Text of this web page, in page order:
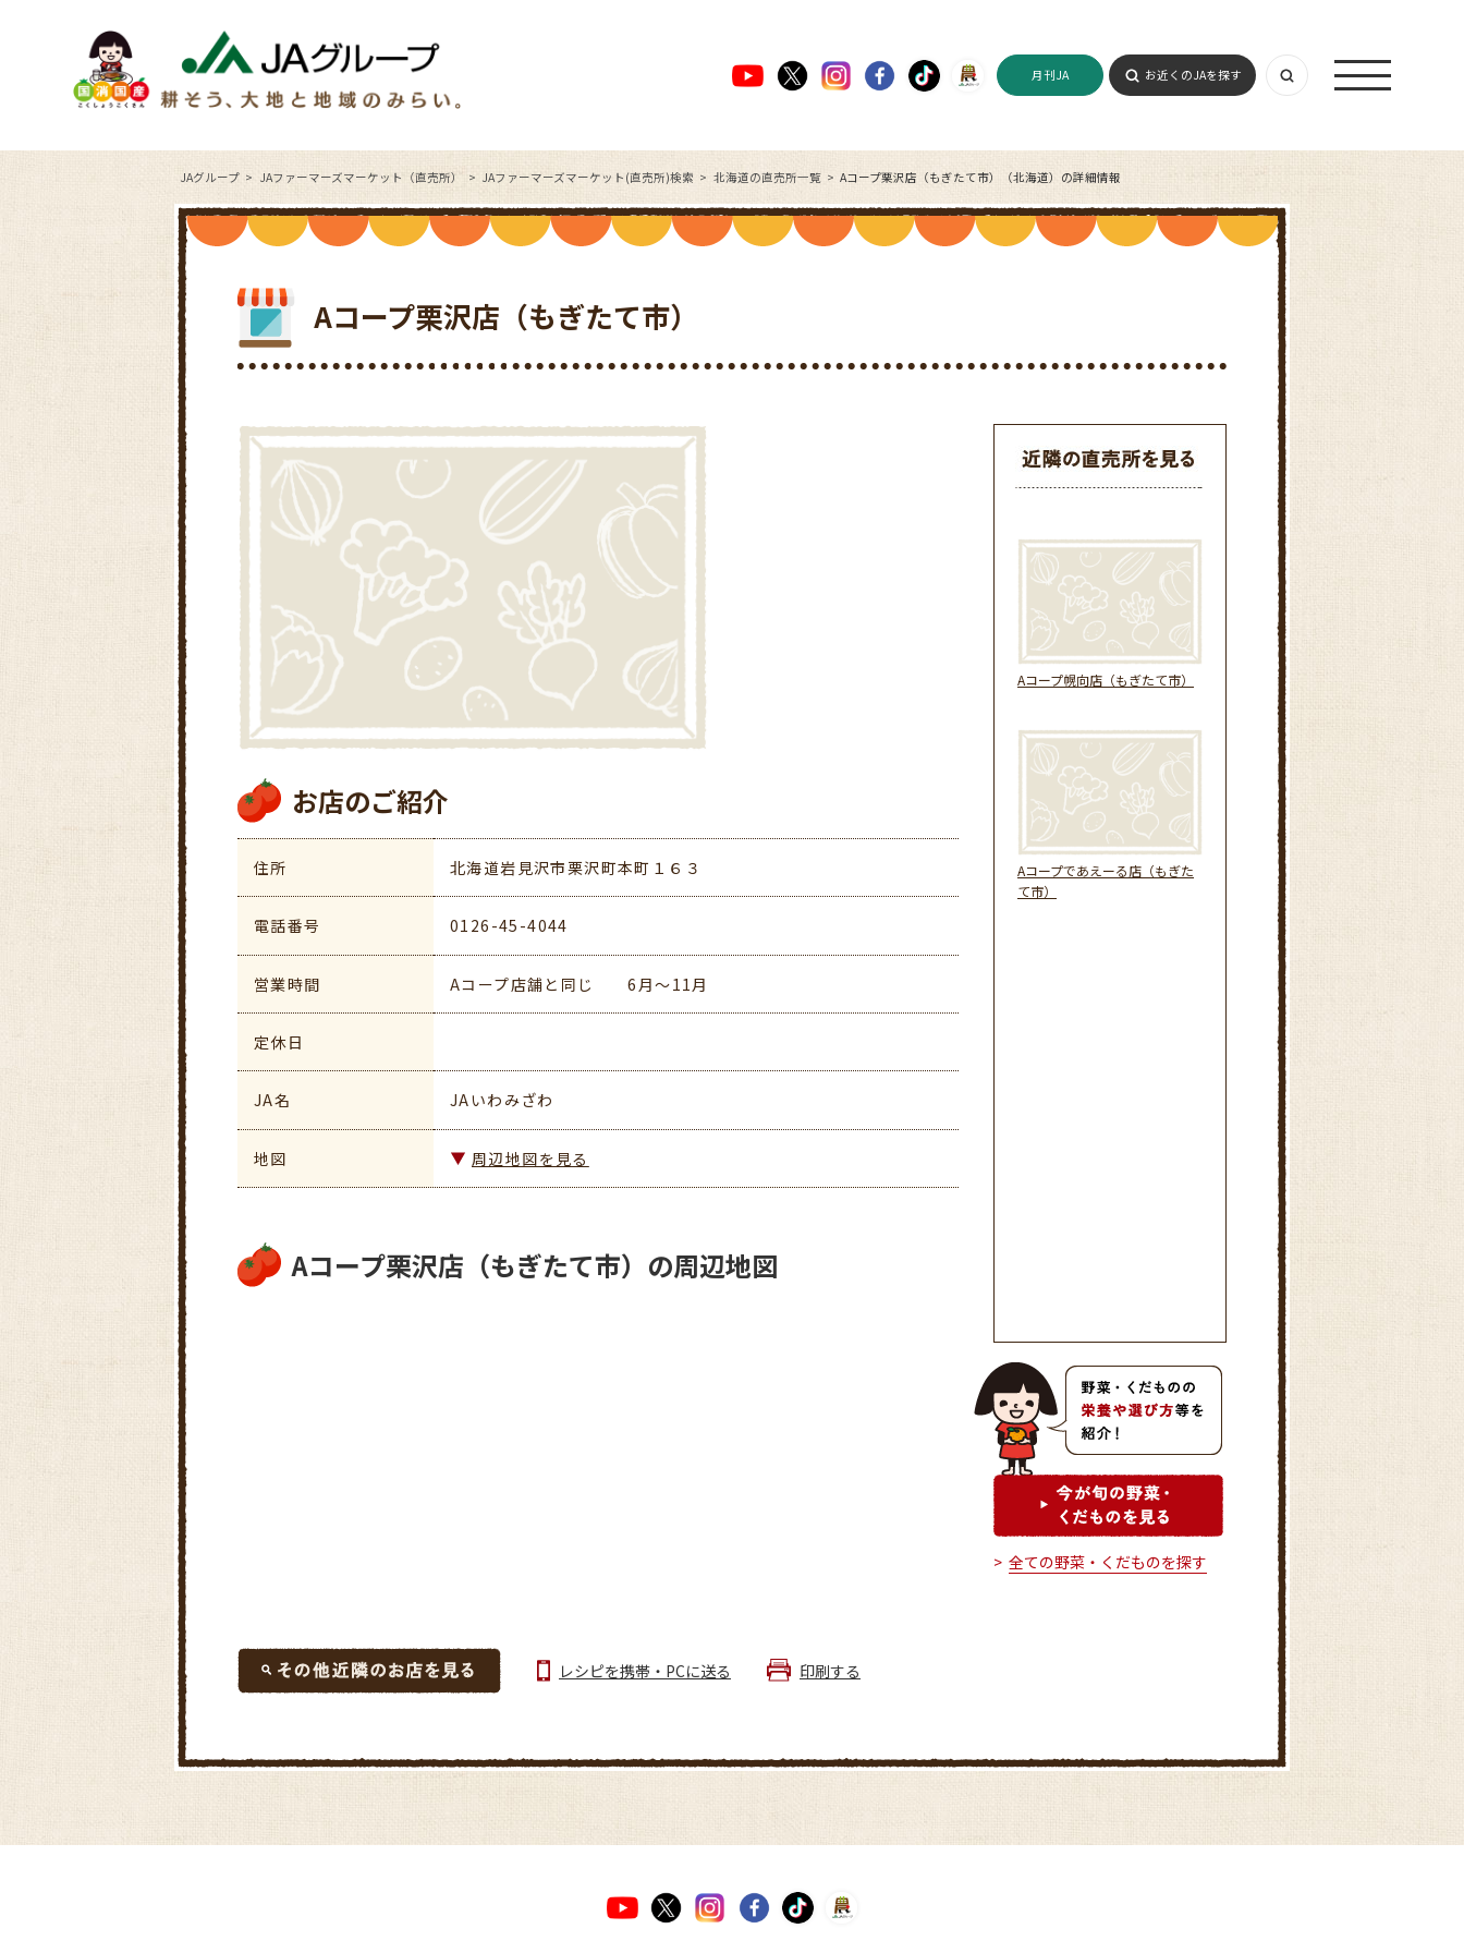
月刊JA お近くのJAを探す
JAグループ JAファーマーズマーケット（直売所） JAファーマーズマーケット(直売所)検索 北海道の直売所一覧 Aコープ栗沢店（もぎたて市）（北海道）の詳細情報
Aコープ栗沢店（もぎたて市）
お店のご紹介
住所 北海道岩見沢市栗沢町本町１６３
電話番号 0126-45-4044
営業時間 Aコープ店舗と同じ 6月～11月
定休日
JA名 JAいわみざわ
地図 周辺地図を見る
Aコープ栗沢店（もぎたて市）の周辺地図
レシピを携帯・PCに送る 印刷する
Aコープ幌向店（もぎたて市）
Aコープであえーる店（もぎた
て市）
全ての野菜・くだものを探す